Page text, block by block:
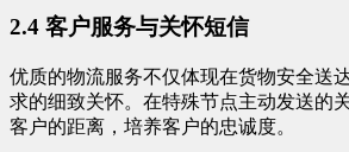
2.4 客户服务与关怀短信
优质的物流服务不仅体现在货物安全送
求的细致关怀。在特殊节点主动发送的
客户的距离，培养客户的忠诚度。